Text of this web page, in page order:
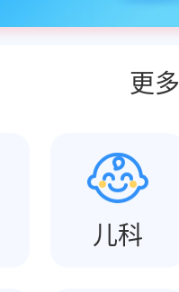
更多
儿科